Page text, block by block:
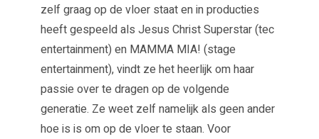
zelf graag op de vloer staat en in producties
heeft gespeeld als Jesus Christ Superstar (tec
entertainment) en MAMMA MIA! (stage
entertainment), vindt ze het heerlijk om haar
passie over te dragen op de volgende
generatie. Ze weet zelf namelijk als geen ander
hoe is is om op de vloer te staan. Voor